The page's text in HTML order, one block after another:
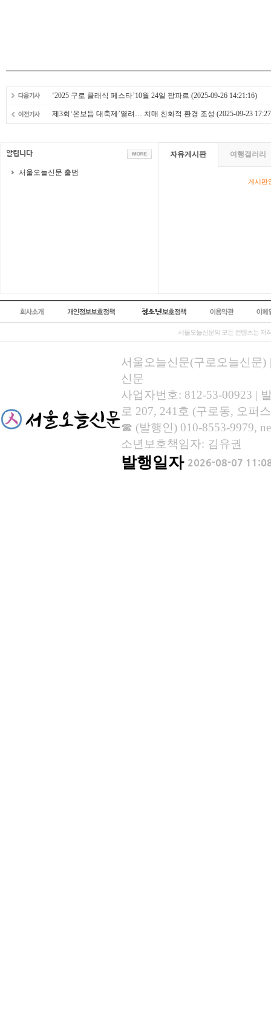
‘2025 구로 클래식 페스타’10월 24일 팡파르 (2025-09-26 14:21:16)
제3회‘온보듬 대축제’열려… 치매 친화적 환경 조성 (2025-09-23
서울오늘신문 출범
자유게시판 여행갤러리
게시판
서울오늘신문의 모든 컨텐츠는 저
서울오늘신문(구로오늘신문)
신문
사업자번호: 812-53-00923 |
로 207, 241호 (구로동, 오퍼
☎ (발행인) 010-8553-9979,
소년보호책임자: 김유권
발행일자